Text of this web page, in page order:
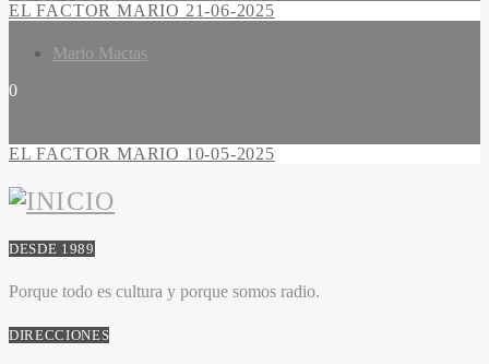
EL FACTOR MARIO 21-06-2025
Mario Mactas
0
EL FACTOR MARIO 10-05-2025
DESDE 1989
Porque todo es cultura y porque somos radio.
DIRECCIONES